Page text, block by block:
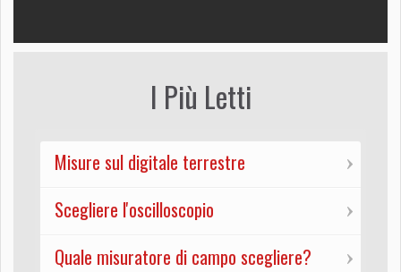
I Più Letti
Misure sul digitale terrestre
Scegliere l'oscilloscopio
Quale misuratore di campo scegliere?